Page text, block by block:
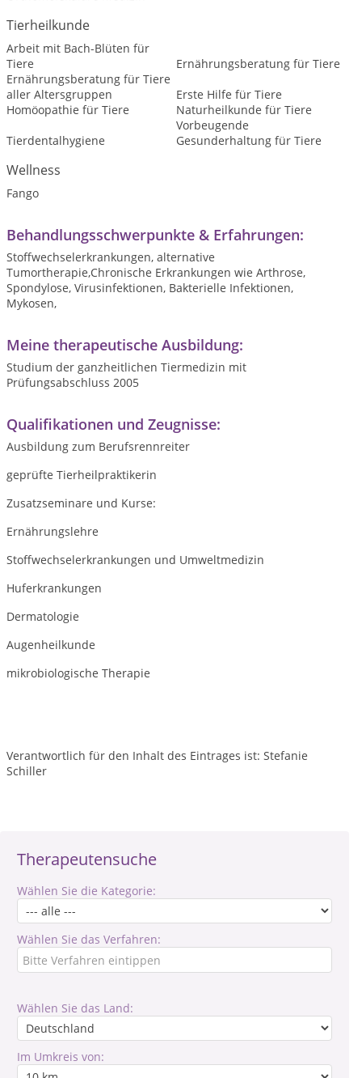
Therapeutensuche
Wählen Sie die Kategorie:
Wählen Sie das Verfahren:
Wählen Sie das Land:
Im Umkreis von:
Tierheilkunde
Arbeit mit Bach-Blüten für
Tiere
Ernährungsberatung für Tiere
Ernährungsberatung für Tiere
aller Altersgruppen
Erste Hilfe für Tiere
Homöopathie für Tiere
Naturheilkunde für Tiere
Tierdentalhygiene
Vorbeugende
Gesunderhaltung für Tiere
Wellness
Fango
Behandlungsschwerpunkte & Erfahrungen:
Stoffwechselerkrankungen, alternative
Tumortherapie,Chronische Erkrankungen wie Arthrose,
Spondylose, Virusinfektionen, Bakterielle Infektionen,
Mykosen,
Meine therapeutische Ausbildung:
Studium der ganzheitlichen Tiermedizin mit
Prüfungsabschluss 2005
Qualifikationen und Zeugnisse:
Ausbildung zum Berufsrennreiter
geprüfte Tierheilpraktikerin
Zusatzseminare und Kurse:
Ernährungslehre
Stoffwechselerkrankungen und Umweltmedizin
Huferkrankungen
Dermatologie
Augenheilkunde
mikrobiologische Therapie
Verantwortlich für den Inhalt des Eintrages ist: Stefanie
Schiller